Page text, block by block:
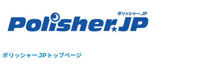
ポリッシャー.JPトップページ